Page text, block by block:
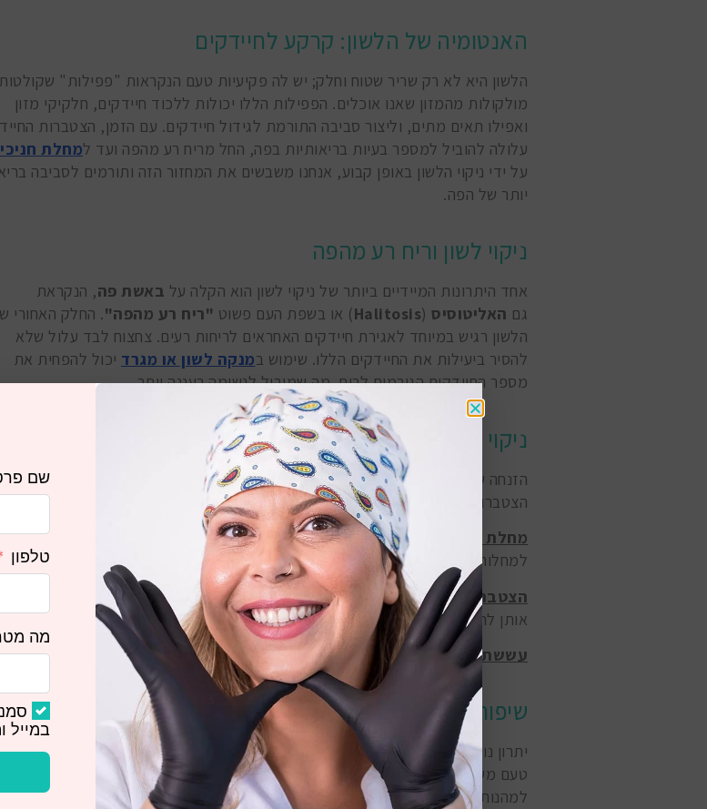
האנטומיה של הלשון: קרקע לחיידקים
הלשון היא לא רק שריר שטוח וחלק; יש לה פקיעיות טעם הנקראות "פפילות" שקולטות
מולקולות מהמזון שאנו אוכלים. הפפילות הללו יכולות ללכוד חיידקים, חלקיקי מזון
ואפילו תאים מתים, וליצור סביבה התורמת לגידול חיידקים. עם הזמן, הצטברות
עלולה להוביל למספר בעיות בריאותיות בפה, החל מריח רע מהפה ועד למחלת
על ידי ניקוי הלשון באופן קבוע, אנחנו משבשים את המחזור הזה ותורמים לסביבה
יותר של הפה.
ניקוי לשון וריח רע מהפה
אחד היתרונות המיידיים ביותר של ניקוי לשון הוא הקלה על באשת פה, הנקראת
גם האליטוסיס (
Halitosis) או בשפת העם פשוט "ריח רע מהפה". החלק האחורי
הלשון רגיש במיוחד לאגירת חיידקים האחראים לריחות רעים. צחצוח לבד עלול שלא
להסיר ביעילות את החיידקים הללו. שימוש במנקה לשון או מגרד יכול להפחית את
מספר החיידקים הגורמים לריח, מה שמוביל לנשימה רעננה יותר.
ניקוי הלשון ובריאות הפה הכללית
הזנחה של הלשון ודילוג על ניקוי הלשון יכולים לתרום לבעיות כמו מחלת חניכיים,
הצטברות פלאק ואפילו עששת:
מחלת חניכיים
: חיידקים על הלשון יכולים לעבור לחניכיים, לגרום לדלקת ולגרום
למחלות חניכיים כמו פריודונטיטיס.
הצטברות רובד: החיידקים יכולים גם לתרום להיווצרות רובד על השיניים, מה שהופך
אותן לרגישות יותר לריקבון.
עששת: כאשר רובד הופך לאבנית, הסיכון לחורים ועששת עולה.
שיפור תחושת הטעם
יתרון נוסף של ניקוי הלשון – שמתעלמים ממנו לעתים קרובות – הוא הפוטנציאל
טעם משופרת. לשון נקייה יכולה לקלוט טוב יותר טעמים שונים, ולהפוך את הארוחות
למהנות יותר. זה כמו לנקות את העדשה של מצלמה; התמונה הופכת הרבה יותר
שם
טלפון
מה
במייל